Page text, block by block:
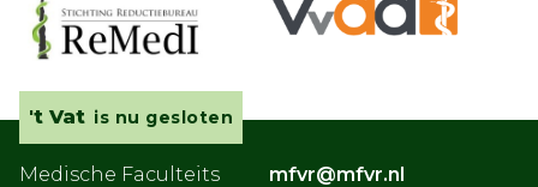
't Vat is nu gesloten
Medische Faculteits
mfvr@mfvr.nl